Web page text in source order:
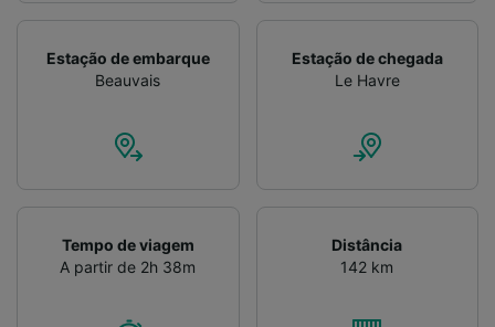
Estação de embarque
Beauvais
Estação de chegada
Le Havre
Tempo de viagem
A partir de 2h 38m
Distância
142 km